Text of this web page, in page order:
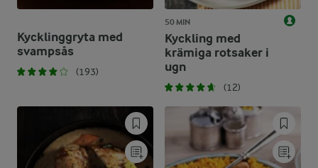
Kycklinggryta med
svampsås
(193)
50 MIN
Kyckling med
krämiga rotsaker i
ugn
(12)